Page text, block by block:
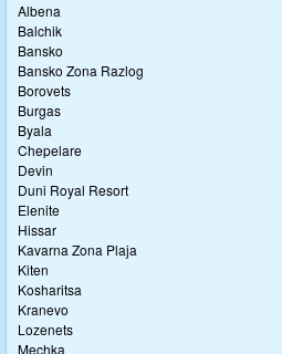
Albena
Balchik
Bansko
Bansko Zona Razlog
Borovets
Burgas
Byala
Chepelare
Devin
Duni Royal Resort
Elenite
Hissar
Kavarna Zona Plaja
Kiten
Kosharitsa
Kranevo
Lozenets
Mechka